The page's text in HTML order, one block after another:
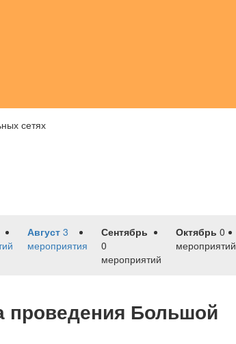
сетях
Август 3
мероприятия
Сентябрь
0
мероприятий
Октябрь 0
мероприятий
проведения Большой